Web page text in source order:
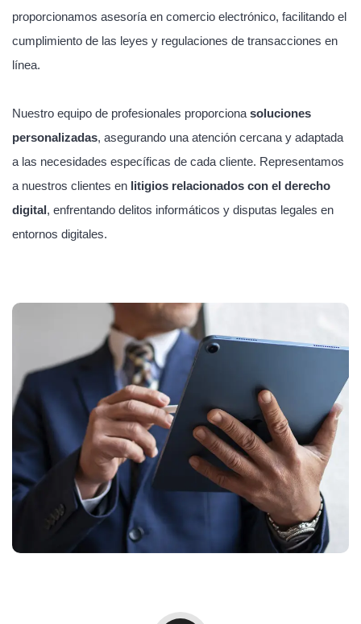
proporcionamos asesoría en comercio electrónico, facilitando el
cumplimiento de las leyes y regulaciones de transacciones en
línea.
Nuestro equipo de profesionales proporciona soluciones
personalizadas, asegurando una atención cercana y adaptada
a las necesidades específicas de cada cliente. Representamos
a nuestros clientes en litigios relacionados con el derecho
digital, enfrentando delitos informáticos y disputas legales en
entornos digitales.